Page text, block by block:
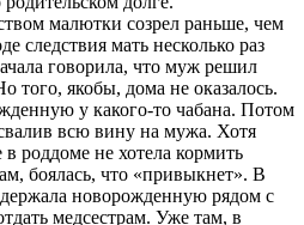
малютки созрел раньше, чем
следствия мать несколько раз
говорила, что муж решил
того, якобы, дома не оказалось.
у какого-то чабана. Потом
всю вину на мужа. Хотя
роддоме не хотела кормить
боялась, что «привыкнет». В
новорожденную рядом с
медсестрам. Уже там, в